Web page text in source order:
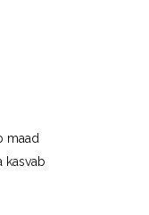
maad
kasvab